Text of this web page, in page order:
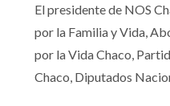
El presidente de NOS
por la Familia y Vida,
por la Vida Chaco,
Chaco, Diputados